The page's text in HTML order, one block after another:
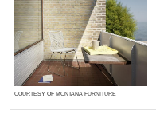
COURTESY OF MONTANA FURNITURE